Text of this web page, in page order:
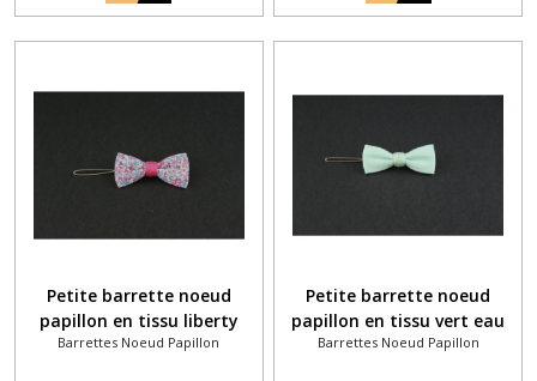
Petite barrette noeud
papillon en tissu liberty
anglais katie et millie rose
Barrettes Noeud Papillon
Petite barrette noeud
papillon en tissu vert eau
uni pour la mariée
Barrettes Noeud Papillon